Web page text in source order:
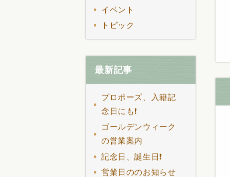
イベント
トピック
最新記事
プロポーズ、入籍記
念日にも❗
ゴールデンウィーク
の営業案内
記念日、誕生日❗
営業日ののお知らせ